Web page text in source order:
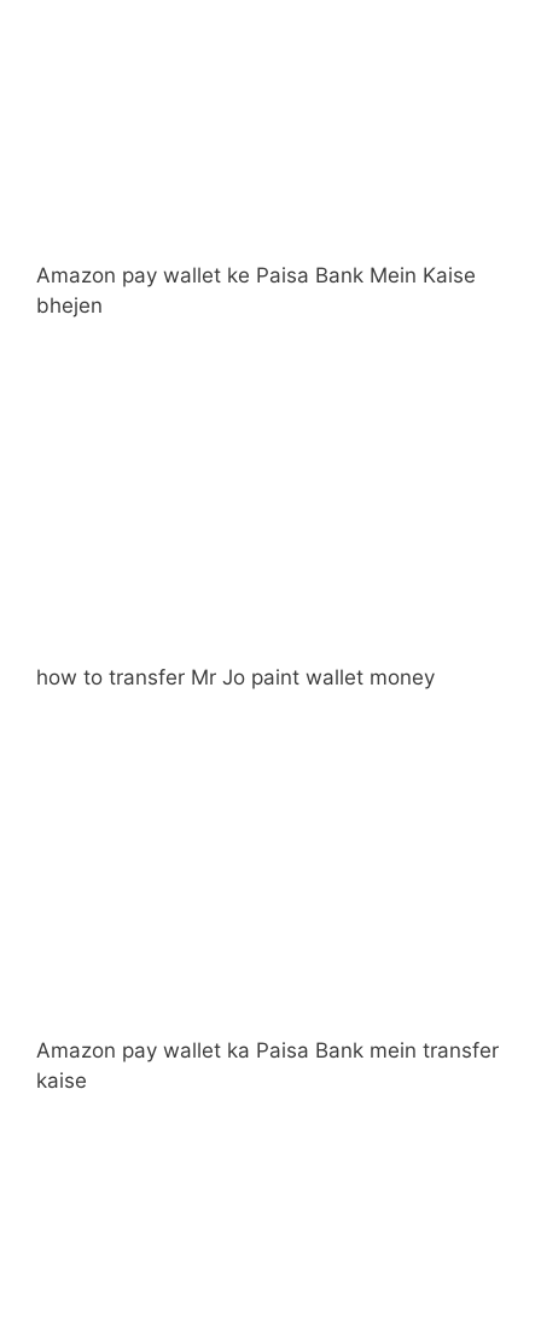
Amazon pay wallet ke Paisa Bank Mein Kaise
bhejen
how to transfer Mr Jo paint wallet money
Amazon pay wallet ka Paisa Bank mein transfer
kaise